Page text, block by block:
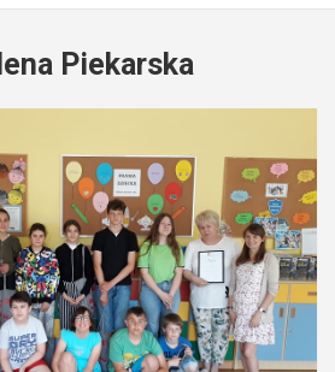
Piekarska